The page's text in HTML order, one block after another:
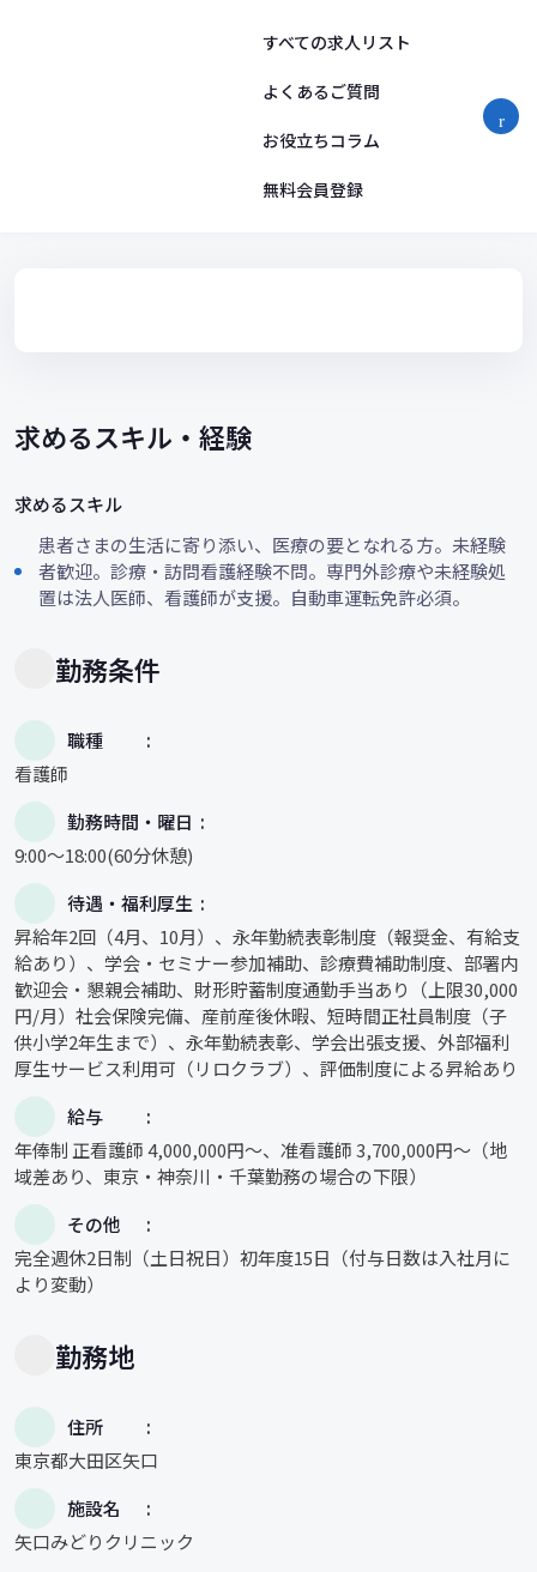
すべての求人リスト
よくあるご質問
お役立ちコラム
無料会員登録
求めるスキル・経験
求めるスキル
患者さまの生活に寄り添い、医療の要となれる方。未経験
者歓迎。診療・訪問看護経験不問。専門外診療や未経験処
置は法人医師、看護師が支援。自動車運転免許必須。
勤務条件
職種
看護師
勤務時間・曜日
9:00～18:00(60分休憩)
待遇・福利厚生
昇給年2回（4月、10月）、永年勤続表彰制度（報奨金、有給支
給あり）、学会・セミナー参加補助、診療費補助制度、部署内
歓迎会・懇親会補助、財形貯蓄制度通勤手当あり（上限30,000
円/月）社会保険完備、産前産後休暇、短時間正社員制度（子
供小学2年生まで）、永年勤続表彰、学会出張支援、外部福利
厚生サービス利用可（リロクラブ）、評価制度による昇給あり
給与
年俸制 正看護師 4,000,000円～、准看護師 3,700,000円～（地
域差あり、東京・神奈川・千葉勤務の場合の下限）
その他
完全週休2日制（土日祝日）初年度15日（付与日数は入社月に
より変動）
勤務地
住所
東京都大田区矢口
施設名
矢口みどりクリニック